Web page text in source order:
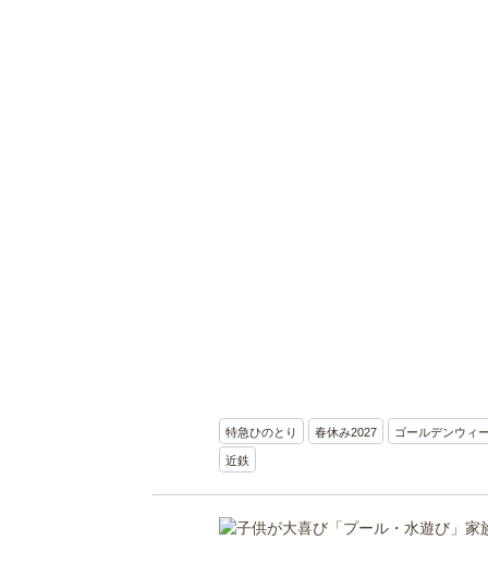
特急ひのとり 春休み2027 ゴールデンウィ
近鉄